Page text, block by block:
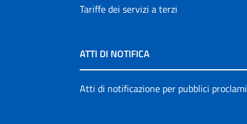
Tariffe dei servizi a terzi
ATTI DI NOTIFICA
Atti di notificazione per pubblici proclami